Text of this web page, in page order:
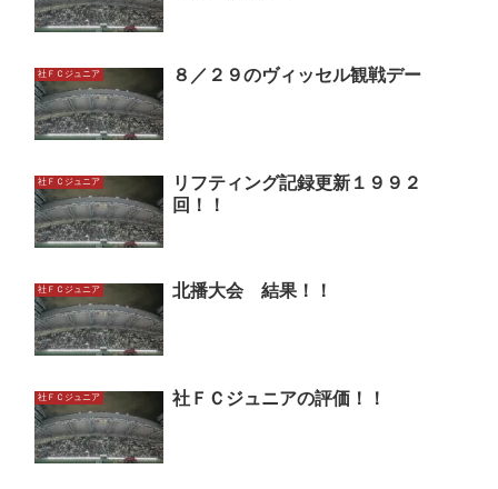
社ＦＣジュニア ８／２９のヴィッセル観戦デー
社ＦＣジュニア
リフティング記録更新１９９２
回！！
社ＦＣジュニア 北播大会 結果！！
社ＦＣジュニア 社ＦＣジュニアの評価！！